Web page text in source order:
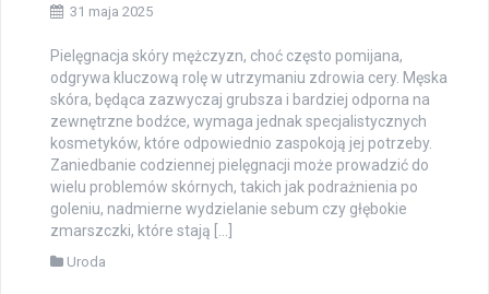
31 maja 2025
Pielęgnacja skóry mężczyzn, choć często pomijana,
odgrywa kluczową rolę w utrzymaniu zdrowia cery. Męska
skóra, będąca zazwyczaj grubsza i bardziej odporna na
zewnętrzne bodźce, wymaga jednak specjalistycznych
kosmetyków, które odpowiednio zaspokoją jej potrzeby.
Zaniedbanie codziennej pielęgnacji może prowadzić do
wielu problemów skórnych, takich jak podrażnienia po
goleniu, nadmierne wydzielanie sebum czy głębokie
zmarszczki, które stają […]
Uroda